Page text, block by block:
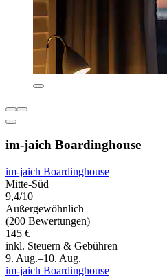
im-jaich Boardinghouse
im-jaich Boardinghouse
Mitte-Süd
9,4/10
Außergewöhnlich
(200 Bewertungen)
145 €
inkl. Steuern & Gebühren
9. Aug.–10. Aug.
im-jaich Boardinghouse